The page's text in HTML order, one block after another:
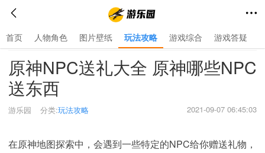
首页 人物角色 图片壁纸 玩法攻略 游戏综合 游戏答疑
首页 玩法攻略
原神NPC送礼大全 原神哪些NPC
送东西
游乐园 2021-09-07 06:45:03
分类:玩法攻略
在原神地图探索中，会遇到一些特定的NPC给你赠送礼物，